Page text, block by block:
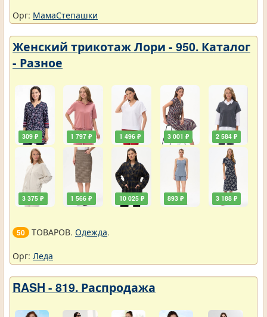
Орг: МамаСтепашки
Женский трикотаж Лори - 950. Каталог
- Разное
309 ₽
3 375 ₽
1 797 ₽
1 566 ₽
1 496 ₽
10 025 ₽
3 001 ₽
893 ₽
2 584 ₽
3 188 ₽
50 ТОВАРОВ. Одежда.
Орг: Леда
RASH - 819. Распродажа